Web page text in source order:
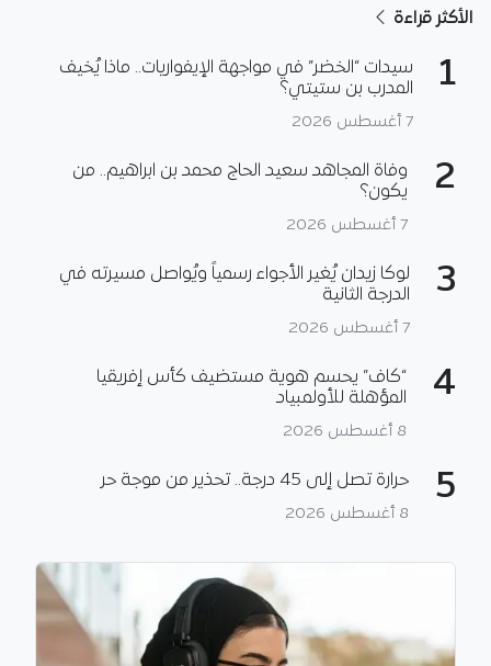
الأكثر قراءة
1
سيدات “الخضر” في مواجهة الإيفواريات.. ماذا يُخيف
المدرب بن ستيتي؟
7 أغسطس 2026
2
وفاة المجاهد سعيد الحاج محمد بن ابراهيم.. من
يكون؟
7 أغسطس 2026
3
لوكا زيدان يُغير الأجواء رسمياً ويُواصل مسيرته في
الدرجة الثانية
7 أغسطس 2026
4
“كاف” يحسم هوية مستضيف كأس إفريقيا
المؤهلة للأولمبياد
8 أغسطس 2026
5 حرارة تصل إلى 45 درجة.. تحذير من موجة حر
8 أغسطس 2026